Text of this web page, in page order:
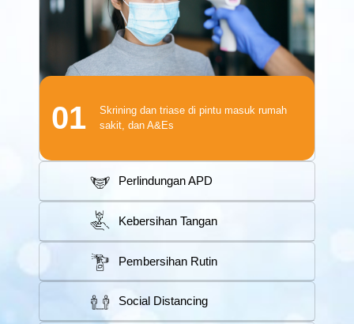
01
Skrining dan triase di pintu masuk rumah
sakit, dan A&Es
Perlindungan APD
Kebersihan Tangan
Pembersihan Rutin
Social Distancing